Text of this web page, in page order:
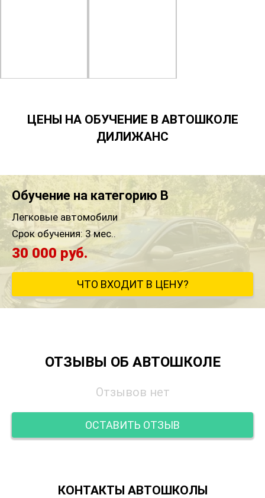
ЦЕНЫ НА ОБУЧЕНИЕ В АВТОШКОЛЕ
ДИЛИЖАНС
Обучение на категорию B
Легковые автомобили
Срок обучения: 3 мес..
30 000 руб.
ЧТО ВХОДИТ В ЦЕНУ?
ОТЗЫВЫ ОБ АВТОШКОЛЕ
Отзывов нет
ОСТАВИТЬ ОТЗЫВ
КОНТАКТЫ АВТОШКОЛЫ